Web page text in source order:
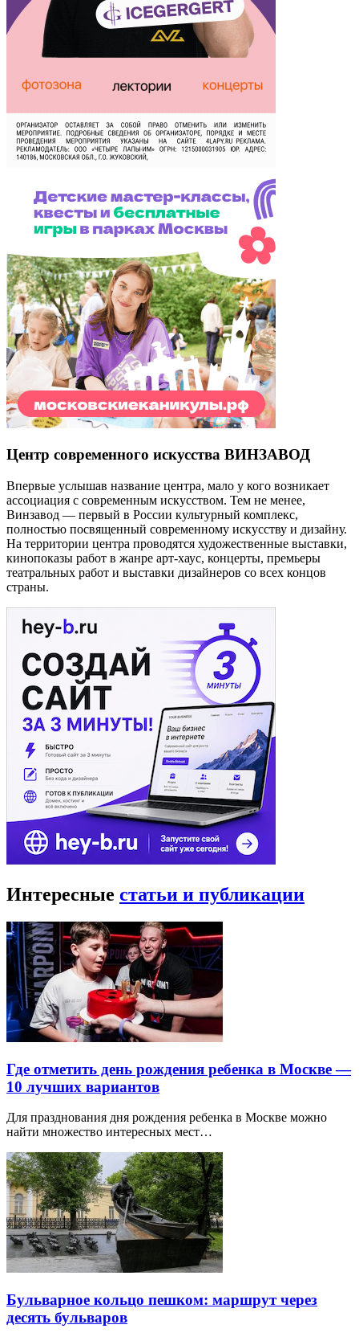
Центр современного искусства ВИНЗАВОД
Впервые услышав название центра, мало у кого возникает
ассоциация с современным искусством. Тем не менее,
Винзавод — первый в России культурный комплекс,
полностью посвященный современному искусству и дизайну.
На территории центра проводятся художественные выставки,
кинопоказы работ в жанре арт-хаус, концерты, премьеры
театральных работ и выставки дизайнеров со всех концов
страны.
Интересные статьи и публикации
Где отметить день рождения ребенка в Москве —
10 лучших вариантов
Для празднования дня рождения ребенка в Москве можно
найти множество интересных мест…
Бульварное кольцо пешком: маршрут через
десять бульваров